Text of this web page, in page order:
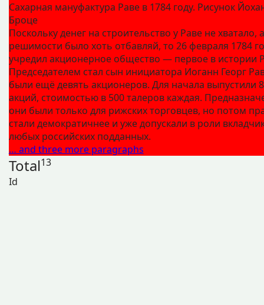
Сахарная мануфактура Раве в 1784 году. Рисунок
Броце
Поскольку денег на строительство у Раве не хватало, а
решимости было хоть отбавляй, то 26 февраля 1784
учредил акционерное общество — первое в истории
Председателем стал сын инициатора Иоганн Георг
были ещё девять акционеров. Для начала выпустили
акций, стоимостью в 500 талеров каждая.
они были только для рижских торговцев, но потом
стали демократичнее и уже допускали в роли
любых российских подданных.
… and three more paragraphs
Total13
Id